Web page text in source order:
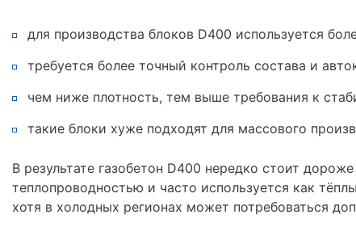
для производства блоков D400 используется
требуется более точный контроль состава и
чем ниже плотность, тем выше требования к
такие блоки хуже подходят для массового
В результате газобетон D400 нередко стоит
теплопроводностью и часто используется как
хотя в холодных регионах может потребоваться